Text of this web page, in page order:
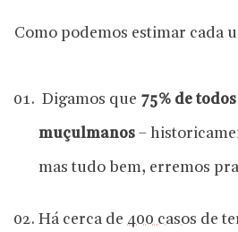
Como podemos estimar cada
Digamos que 75% de
muçulmanos –
mas tudo bem, erremos
Há cerca de 400 casos de